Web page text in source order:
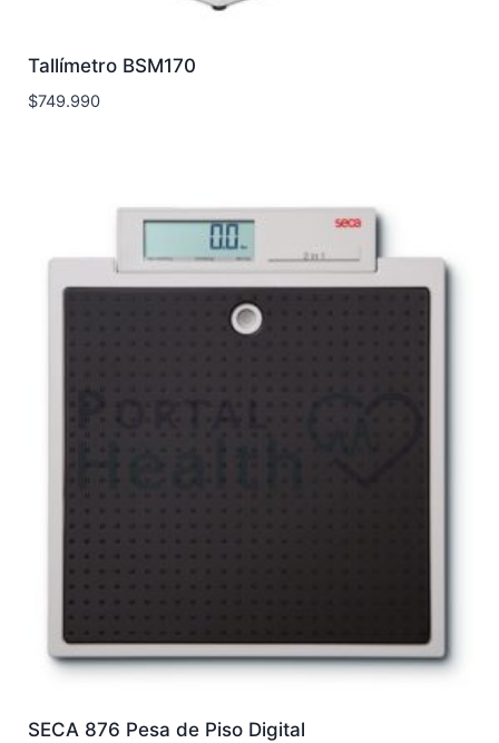
Tallímetro BSM170
$749.990
SECA 876 Pesa de Piso Digital